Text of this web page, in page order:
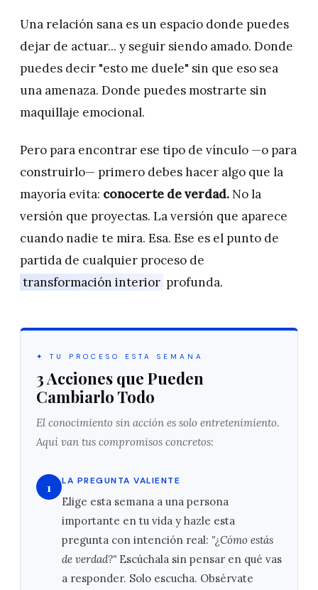
Una relación sana es un espacio donde puedes
dejar de actuar... y seguir siendo amado. Donde
puedes decir "esto me duele" sin que eso sea
una amenaza. Donde puedes mostrarte sin
maquillaje emocional.
Pero para encontrar ese tipo de vínculo —o para
construirlo— primero debes hacer algo que la
mayoría evita: conocerte de verdad. No la
versión que proyectas. La versión que aparece
cuando nadie te mira. Esa. Ese es el punto de
partida de cualquier proceso de
transformación interior profunda.
✦ TU PROCESO ESTA SEMANA
3 Acciones que Pueden
Cambiarlo Todo
El conocimiento sin acción es solo entretenimiento.
Aquí van tus compromisos concretos:
1 LA PREGUNTA VALIENTE
Elige esta semana a una persona
importante en tu vida y hazle esta
pregunta con intención real: "¿Cómo estás
de verdad?" Escúchala sin pensar en qué vas
a responder. Solo escucha. Obsérvate